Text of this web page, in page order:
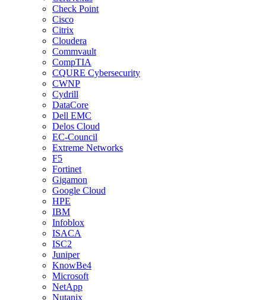
Check Point
Cisco
Citrix
Cloudera
Commvault
CompTIA
CQURE Cybersecurity
CWNP
Cydrill
DataCore
Dell EMC
Delos Cloud
EC-Council
Extreme Networks
F5
Fortinet
Gigamon
Google Cloud
HPE
IBM
Infoblox
ISACA
ISC2
Juniper
KnowBe4
Microsoft
NetApp
Nutanix